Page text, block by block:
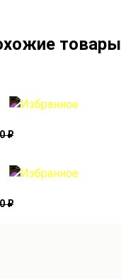
товары
₽
₽